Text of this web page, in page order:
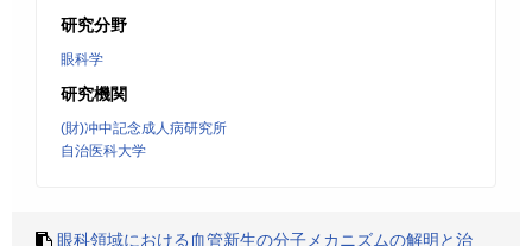
研究分野
眼科学
研究機関
(財)冲中記念成人病研究所
自治医科大学
眼科領域における血管新生の分子メカニズムの解明と治